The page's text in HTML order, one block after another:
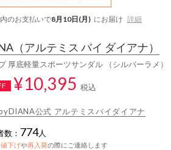
のお支払いで8月10日(月) にお届け 詳細
（アルテミス バイ ダイアナ）
厚底軽量スポーツサンダル （シルバーラメ）
¥10,395 税込
公式 アルテミスバイダイアナ
数： 774人
値下げや再入荷の際にご連絡します